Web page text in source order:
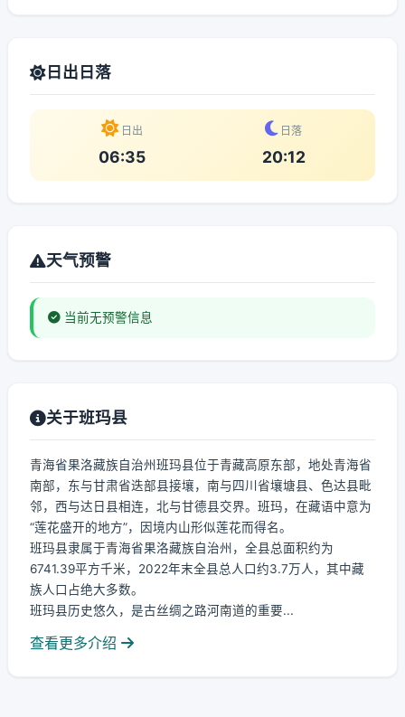
日出日落
日出
06:35
日落
20:12
天气预警
当前无预警信息
关于班玛县
青海省果洛藏族自治州班玛县位于青藏高原东部，地处青海省
南部，东与甘肃省迭部县接壤，南与四川省壤塘县、色达县毗
邻，西与达日县相连，北与甘德县交界。班玛，在藏语中意为
“莲花盛开的地方”，因境内山形似莲花而得名。
班玛县隶属于青海省果洛藏族自治州，全县总面积约为
6741.39平方千米，2022年末全县总人口约3.7万人，其中藏
族人口占绝大多数。
班玛县历史悠久，是古丝绸之路河南道的重要...
查看更多介绍